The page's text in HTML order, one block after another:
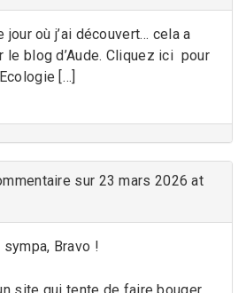
jour où j’ai découvert… cela a
le blog d’Aude. Cliquez ici pour
[…]
sur 23 mars 2026 at
Bravo !